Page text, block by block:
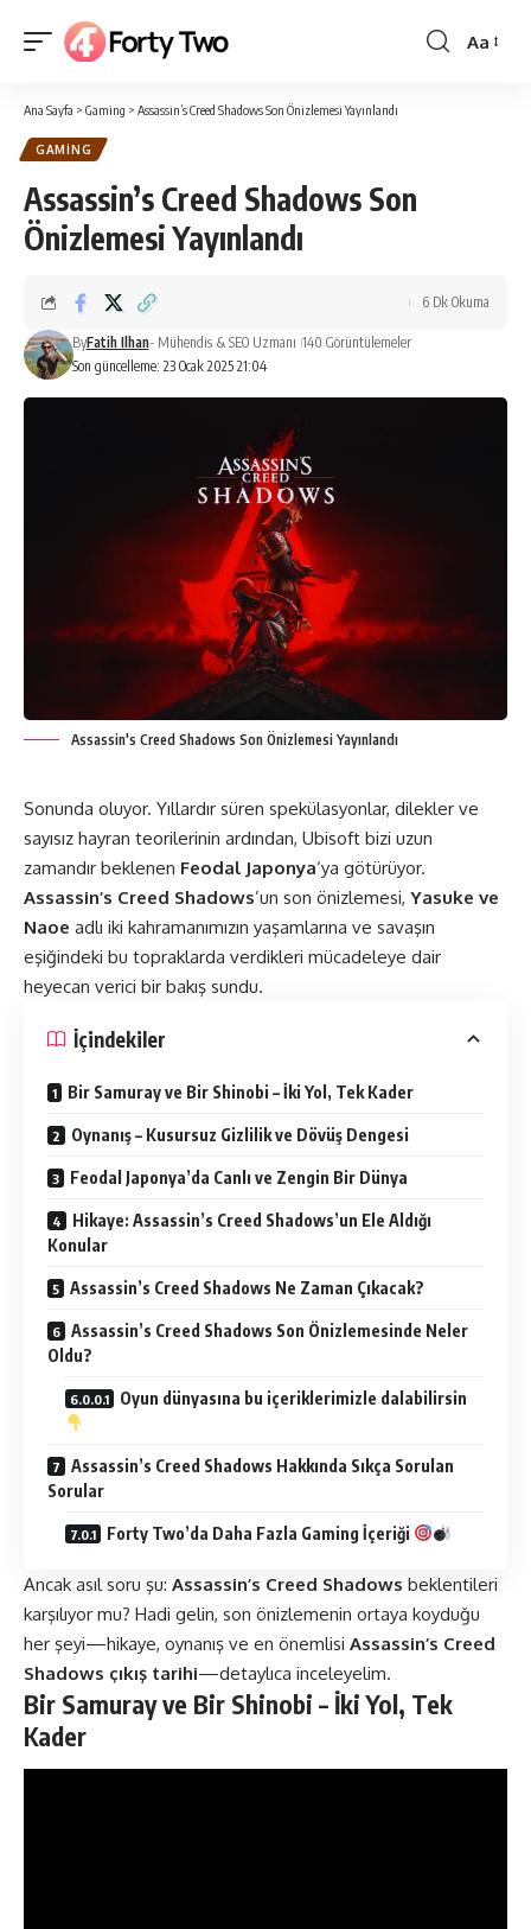
Yazı
Aa
Ana Sayfa > Gaming > Assassin’s Creed Shadows Son Önizlemesi Yayınlandı
GAMING
Assassin’s Creed Shadows Son
Önizlemesi Yayınlandı
Son güncelleme: 23 Ocak 2025 21:04
ByFatih Ilhan- Mühendis & SEO Uzmanı 140 Görüntülemeler
6 Dk Okuma
Assassin's Creed Shadows Son Önizlemesi Yayınlandı
Sonunda oluyor. Yıllardır süren spekülasyonlar, dilekler ve
sayısız hayran teorilerinin ardından, Ubisoft bizi uzun
zamandır beklenen Feodal Japonya‘ya götürüyor.
Assassin’s Creed Shadows’un son önizlemesi, Yasuke ve
Naoe adlı iki kahramanımızın yaşamlarına ve savaşın
eşiğindeki bu topraklarda verdikleri mücadeleye dair
heyecan verici bir bakış sundu.
İçindekiler
Bir Samuray ve Bir Shinobi – İki Yol, Tek Kader
Oynanış – Kusursuz Gizlilik ve Dövüş Dengesi
Feodal Japonya’da Canlı ve Zengin Bir Dünya
Hikaye: Assassin’s Creed Shadows’un Ele Aldığı
Konular
Assassin’s Creed Shadows Ne Zaman Çıkacak?
Assassin’s Creed Shadows Son Önizlemesinde Neler
Oldu?
Oyun dünyasına bu içeriklerimizle dalabilirsin
Assassin’s Creed Shadows Hakkında Sıkça Sorulan
Sorular
Forty Two’da Daha Fazla Gaming İçeriği
Ancak asıl soru şu: Assassin’s Creed Shadows beklentileri
karşılıyor mu? Hadi gelin, son önizlemenin ortaya koyduğu
her şeyi—hikaye, oynanış ve en önemlisi Assassin’s Creed
Shadows çıkış tarihi—detaylıca inceleyelim​​.
Bir Samuray ve Bir Shinobi – İki Yol, Tek
Kader